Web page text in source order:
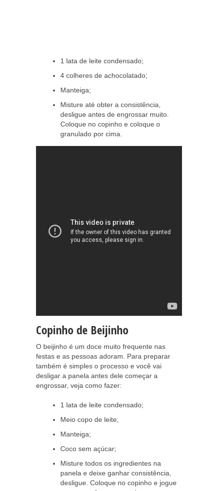
1 lata de leite condensado;
4 colheres de achocolatado;
Manteiga;
Misture até obter a consistência,
desligue antes de engrossar muito.
Coloque no copinho e coloque o
granulado por cima.
Copinho de Beijinho
O beijinho é um doce muito frequente nas
festas e as pessoas adoram. Para preparar
também é simples o processo e você vai
desligar a panela antes dele começar a
engrossar, veja como fazer:
1 lata de leite condensado;
Meio copo de leite;
Manteiga;
Coco sem açúcar;
Misture todos os ingredientes na
panela e deixe ganhar consistência,
desligue. Coloque no copinho e jogue